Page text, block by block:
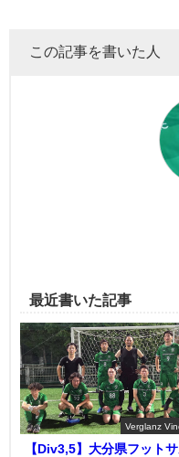
この記事を書いた人
最近書いた記事
Verglanz
【Div3,5】大分県フット